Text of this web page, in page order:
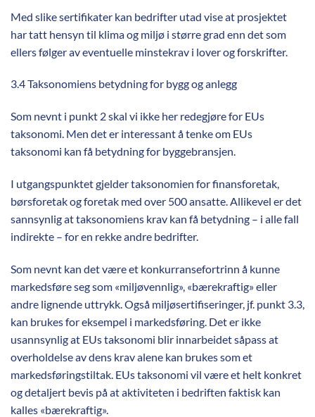
Med slike sertifikater kan bedrifter utad vise at prosjektet
har tatt hensyn til klima og miljø i større grad enn det som
ellers følger av eventuelle minstekrav i lover og forskrifter.
3.4 Taksonomiens betydning for bygg og anlegg
Som nevnt i punkt 2 skal vi ikke her redegjøre for EUs
taksonomi. Men det er interessant å tenke om EUs
taksonomi kan få betydning for byggebransjen.
I utgangspunktet gjelder taksonomien for finansforetak,
børsforetak og foretak med over 500 ansatte. Allikevel er det
sannsynlig at taksonomiens krav kan få betydning – i alle fall
indirekte – for en rekke andre bedrifter.
Som nevnt kan det være et konkurransefortrinn å kunne
markedsføre seg som «miljøvennlig», «bærekraftig» eller
andre lignende uttrykk. Også miljøsertifiseringer, jf. punkt 3.3,
kan brukes for eksempel i markedsføring. Det er ikke
usannsynlig at EUs taksonomi blir innarbeidet såpass at
overholdelse av dens krav alene kan brukes som et
markedsføringstiltak. EUs taksonomi vil være et helt konkret
og detaljert bevis på at aktiviteten i bedriften faktisk kan
kalles «bærekraftig».